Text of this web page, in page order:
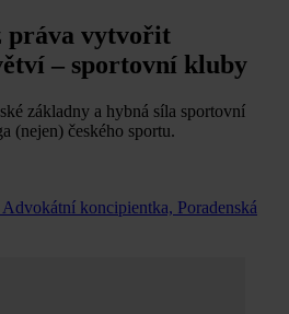
práva vytvořit
– sportovní kluby
základny a hybná síla sportovní
(nejen) českého sportu.
Advokátní koncipientka, Poradenská